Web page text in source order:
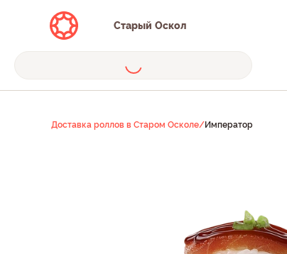
Старый Оскол
Доставка роллов в Старом Осколе/Император